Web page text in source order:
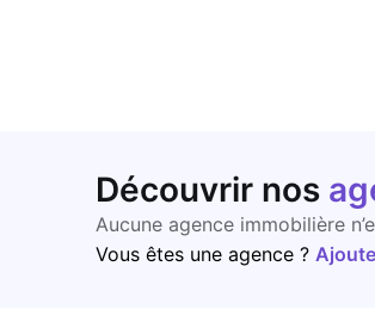
Découvrir nos
Aucune agence immobilière
Vous êtes une agence ?